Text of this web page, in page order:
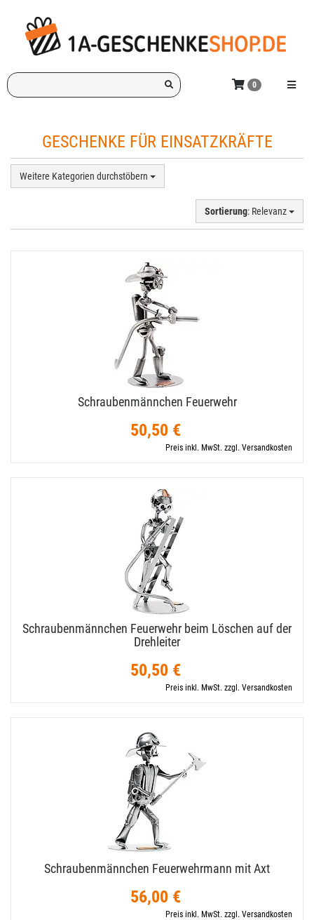
Hauptinhalt
springen
Ich
suche
Menü
0
GESCHENKE FÜR EINSATZKRÄFTE
Weitere Kategorien durchstöbern
Sortierung: Relevanz
Schraubenmännchen Feuerwehr
50,50 €
Preis inkl. MwSt. zzgl. Versandkosten
Schraubenmännchen Feuerwehr beim Löschen auf der
Drehleiter
50,50 €
Preis inkl. MwSt. zzgl. Versandkosten
Schraubenmännchen Feuerwehrmann mit Axt
56,00 €
Preis inkl. MwSt. zzgl. Versandkosten